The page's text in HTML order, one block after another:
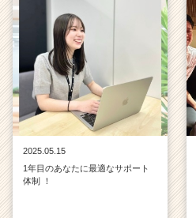
2025.05.15
1年目のあなたに最適なサポート
体制 ！